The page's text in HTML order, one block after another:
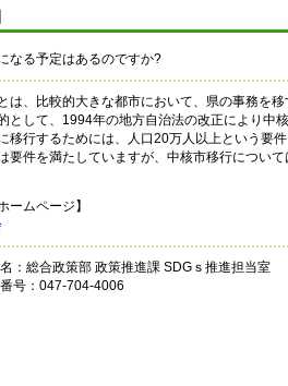
なる予定はあるのですか?
は、比較的大きな都市において、県の事務を
として、1994年の地方自治法の改正により中
移行するためには、人口20万人以上という要
要件を満たしていますが、中核市移行につい
ームページ】
：総合政策部 政策推進課 SDGｓ推進担当室
号：047-704-4006